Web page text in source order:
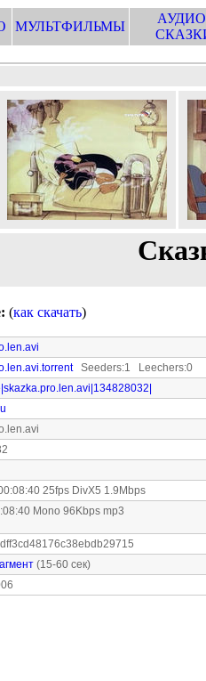
МУЛЬТФИЛЬМЫ
(как скачать)
Seeders:1 Leechers:0
25fps DivX5 1.9Mbps
Mono 96Kbps mp3
(15-60 сек)